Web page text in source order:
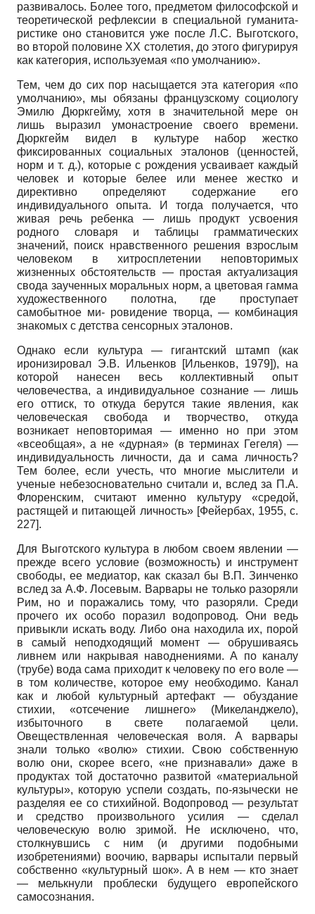
развивалось. Более того, предметом философской и
теоретической рефлексии в специальной гуманита-
ристике оно становится уже после Л.С. Выготского,
во второй половине XX столетия, до этого фигурируя
как категория, используемая «по умолчанию».
Тем, чем до сих пор насыщается эта категория «по
умолчанию», мы обязаны французскому социологу
Эмилю Дюркгейму, хотя в значительной мере он
лишь выразил умонастроение своего времени.
Дюрк­гейм видел в культуре набор жестко
фиксированных социальных эталонов (ценностей,
норм и т. д.), которые с рождения усваивает каждый
человек и которые белее или менее жестко и
директивно определяют содержание его
индивидуального опыта. И тогда получается, что
живая речь ребенка — лишь продукт усвоения
родного словаря и таблицы грамматических
значений, поиск нравственного решения взрослым
человеком в хитросплетении неповторимых
жизненных обстоятельств — простая актуализация
свода заученных моральных норм, а цветовая гамма
художественного полотна, где проступает
самобытное ми- ровидение творца, — комбинация
знакомых с детства сенсорных эталонов.
Однако если культура — гигантский штамп (как
иронизировал Э.В. Ильенков [Ильенков, 1979]), на
которой нанесен весь коллективный опыт
человечества, а индивидуальное сознание— лишь
его оттиск, то откуда берутся такие явления, как
человеческая свобода и творчество, откуда
возникает неповторимая — именно но при этом
«всеобщая», а не «дурная» (в терминах Гегеля) —
индивидуальность личности, да и сама личность?
Тем более, если учесть, что многие мыслители и
ученые небезосновательно считали и, вслед за П.А.
Флоренским, считают именно культуру «средой,
растящей и питающей личность» [Фейербах, 1955, с.
227].
Для Выготского культура в любом своем явлении —
прежде всего условие (возможность) и инструмент
свободы, ее медиатор, как сказал бы В.П. Зинчен­ко
вслед за А.Ф. Лосевым. Варвары не только разоряли
Рим, но и поражались тому, что разоряли. Среди
прочего их особо поразил водопровод. Они ведь
привыкли искать воду. Либо она находила их, порой
в самый неподходящий момент — обрушиваясь
ливнем или накрывая наводнениями. А по каналу
(трубе) вода сама приходит к человеку по его воле —
в том количестве, которое ему необходимо. Канал
как и любой культурный артефакт — обуздание
стихии, «отсечение лишнего» (Микеланджело),
избыточного в свете полагаемой цели.
Овеществленная человеческая воля. А варвары
знали только «волю» стихии. Свою собственную
волю они, скорее всего, «не признавали» даже в
продуктах той достаточно развитой «материальной
культуры», которую успели создать, по-язычески не
разделяя ее со стихийной. Водопровод — результат
и средство произвольного усилия — сделал
человеческую волю зримой. Не исключено, что,
столкнувшись с ним (и другими подобными
изобретениями) воочию, варвары испытали первый
собственно «культурный шок». А в нем — кто знает
— мелькнули проблески будущего европейского
самосознания.